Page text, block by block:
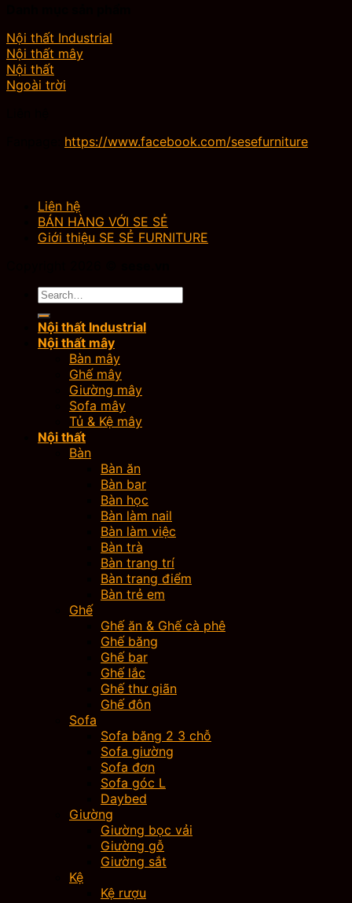
Nội thất Industrial
Nội thất mây
Nội thất
Ngoài trời
https://www.facebook.com/sesefurniture
Liên hệ
BÁN HÀNG VỚI SE SẺ
Giới thiệu SE SẺ FURNITURE
Search
Nội thất Industrial
Nội thất mây
Bàn mây
Ghế mây
Giường mây
Sofa mây
Tủ & Kệ mây
Nội thất
Bàn
Bàn ăn
Bàn bar
Bàn học
Bàn làm nail
Bàn làm việc
Bàn trà
Bàn trang trí
Bàn trang điểm
Bàn trẻ em
Ghế
Ghế ăn & Ghế cà phê
Ghế băng
Ghế bar
Ghế lắc
Ghế thư giãn
Ghế đôn
Sofa
Sofa băng 2 3 chỗ
Sofa giường
Sofa đơn
Sofa góc L
Daybed
Giường
Giường bọc vải
Giường gỗ
Giường sắt
Kệ
Kệ rượu